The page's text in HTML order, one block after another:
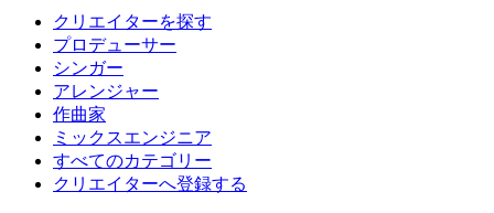
クリエイターを探す
プロデューサー
シンガー
アレンジャー
作曲家
ミックスエンジニア
すべてのカテゴリー
クリエイターへ登録する